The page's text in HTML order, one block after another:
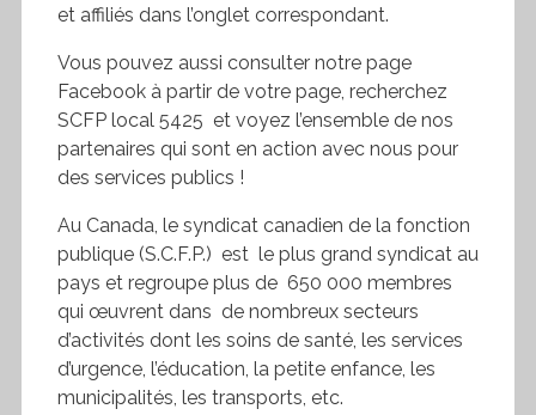
et affiliés dans l’onglet correspondant.
Vous pouvez aussi consulter notre page
Facebook à partir de votre page, recherchez
SCFP local 5425 et voyez l’ensemble de nos
partenaires qui sont en action avec nous pour
des services publics !
Au Canada, le syndicat canadien de la fonction
publique (S.C.F.P.) est le plus grand syndicat au
pays et regroupe plus de 650 000 membres
qui œuvrent dans de nombreux secteurs
d’activités dont les soins de santé, les services
d’urgence, l’éducation, la petite enfance, les
municipalités, les transports, etc.